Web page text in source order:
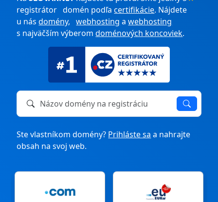
registrátor domén podľacertifikácie. Nájdete
u násdomény,webhosting awebhosting
s najväčším výberomdoménových koncoviek.
Názov domény na registráciu alebo prevod
Ste vlastníkom domény? Prihláste sa a nahrajte
obsah na svoj web.